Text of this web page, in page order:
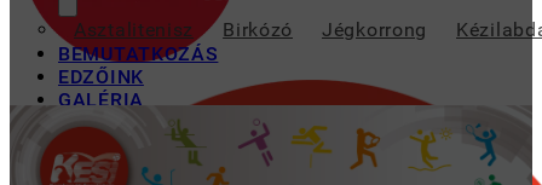
Asztalitenisz Birkózó Jégkorrong
BEMUTATKOZÁS
EDZŐINK
GALÉRIA
TAO
KAPCSOLAT